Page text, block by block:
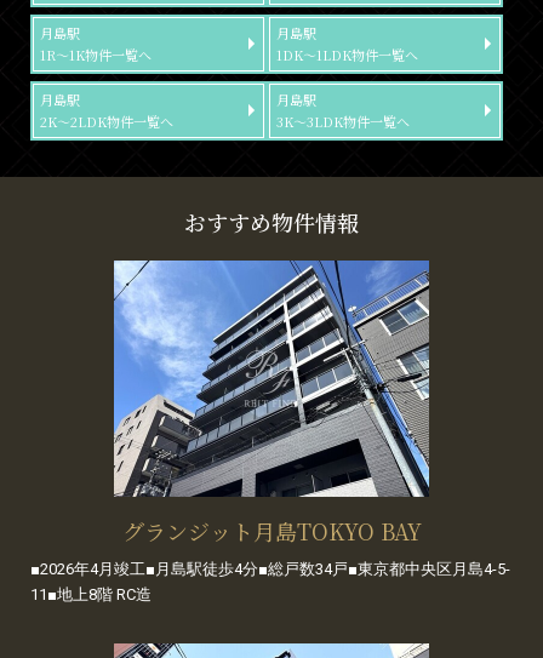
月島駅
1R～1K物件一覧へ
月島駅
1DK～1LDK物件一覧へ
月島駅
2K～2LDK物件一覧へ
月島駅
3K～3LDK物件一覧へ
おすすめ物件情報
グランジット月島TOKYO BAY
■2026年4月竣工■月島駅徒歩4分■総戸数34戸■東京都中央区月島4-5-
11■地上8階 RC造